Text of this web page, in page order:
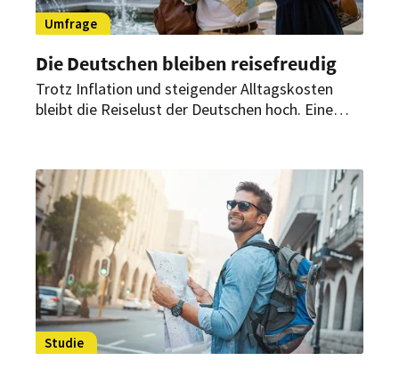
Umfrage
Die Deutschen bleiben reisefreudig
Trotz Inflation und steigender Alltagskosten
bleibt die Reiselust der Deutschen hoch. Eine
mindestens sieben Tagen. Besonders Jüngere
wollen sich Erholung, Erlebnisse und Genuss nicht
nehmen lassen – selbst wenn dafür an anderer
Stelle gespart werden muss.
Studie